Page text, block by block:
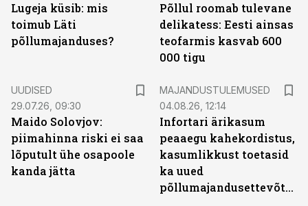
Lugeja küsib: mis
toimub Läti
põllumajanduses?
Põllul roomab tulevane
delikatess: Eesti ainsas
teofarmis kasvab 600
000 tigu
UUDISED
29.07.26, 09:30
Maido Solovjov:
piimahinna riski ei saa
lõputult ühe osapoole
kanda jätta
MAJANDUSTULEMUSED
04.08.26, 12:14
Infortari ärikasum
peaaegu kahekordistus,
kasumlikkust toetasid
ka uued
põllumajandusettevõtted